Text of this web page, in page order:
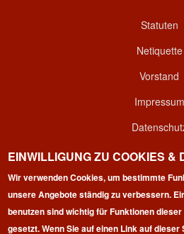
Statuten
Netiquette
Vorstand
Impressum
Kontakt
Login
EINWILLIGUNG ZU COOKIES &
Wir verwenden Cookies, um bestimmte
unsere Angebote ständig zu verbessern.
benutzen sind wichtig für Funktionen
gesetzt. Wenn Sie auf einen Link auf